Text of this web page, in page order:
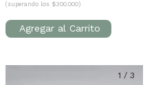
(superando los $300.000)
1 / 3